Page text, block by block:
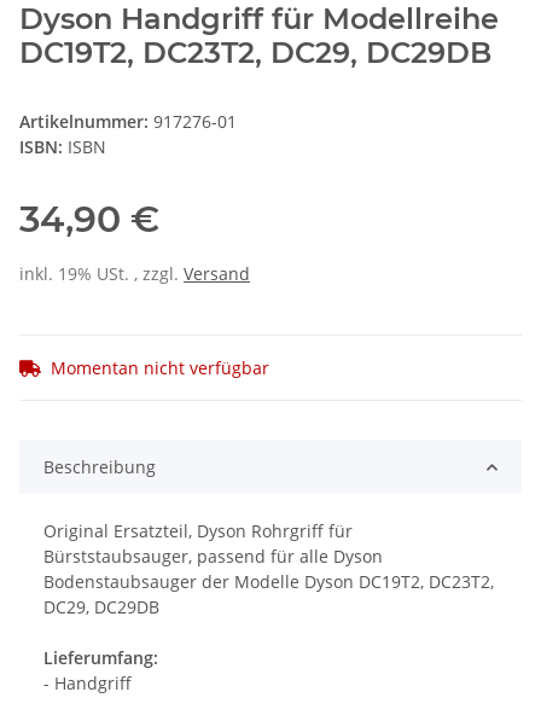
Dyson Handgriff für Modellreihe
DC19T2, DC23T2, DC29, DC29DB
Artikelnummer: 917276-01
ISBN: ISBN
34,90 €
inkl. 19% USt. , zzgl. Versand
Momentan nicht verfügbar
Beschreibung
Original Ersatzteil, Dyson Rohrgriff für
Bürststaubsauger, passend für alle Dyson
Bodenstaubsauger der Modelle Dyson DC19T2, DC23T2,
DC29, DC29DB
Lieferumfang:
- Handgriff